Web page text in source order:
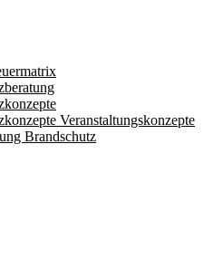
Veranstaltungskonzepte
Brandschutz